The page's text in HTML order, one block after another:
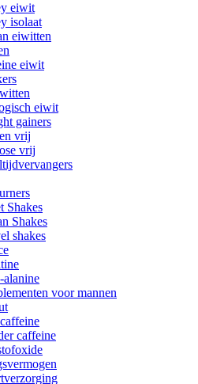
eiwit
isolaat
eiwitten
eiwit
eiwit
gainers
vrij
vrij
Shakes
Shakes
shakes
alanine
voor mannen
caffeine